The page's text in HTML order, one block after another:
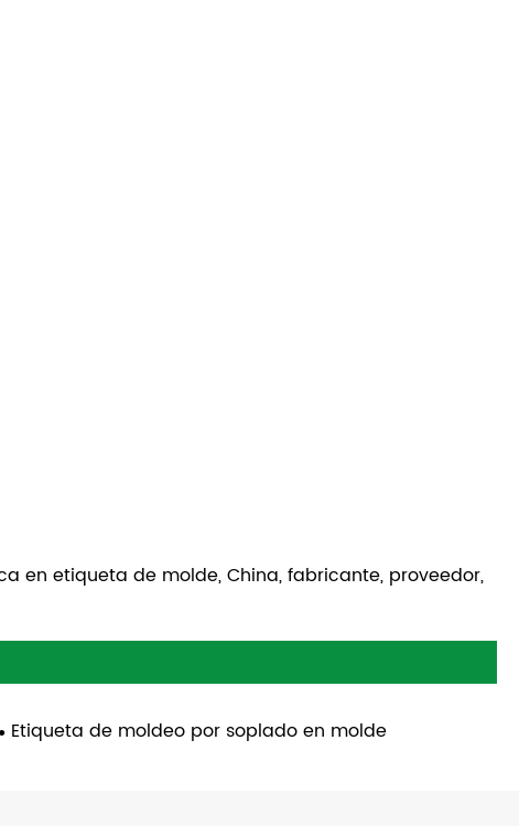
en etiqueta de molde, China, fabricante, proveedor,
Etiqueta de moldeo por soplado en molde